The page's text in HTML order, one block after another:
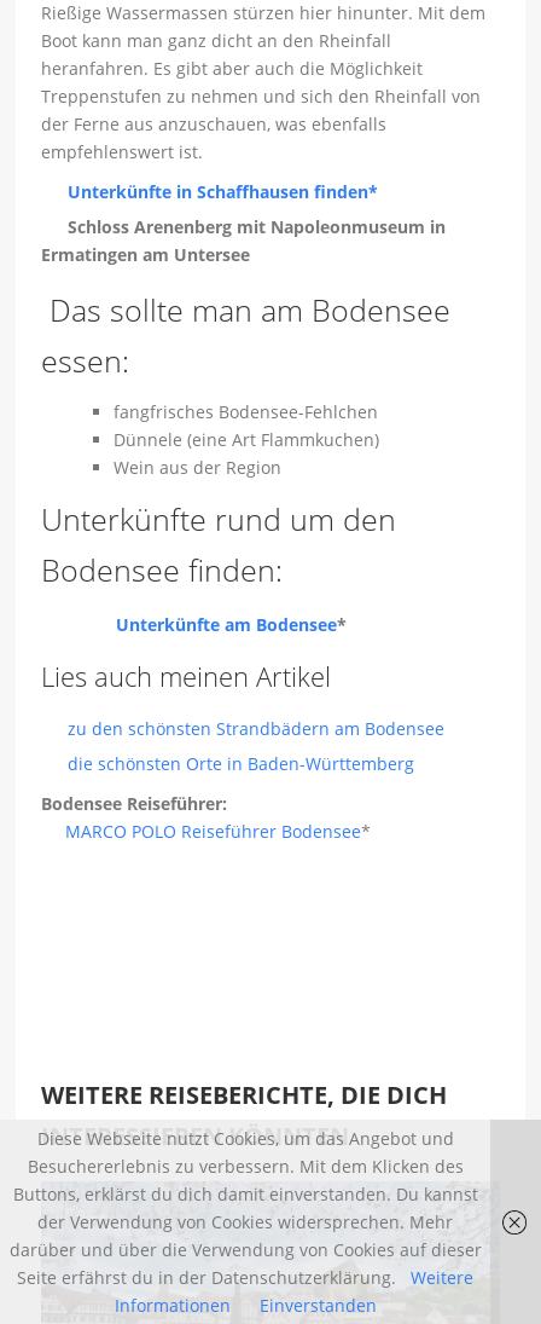
Rießige Wassermassen stürzen hier hinunter. Mit dem
Boot kann man ganz dicht an den Rheinfall
heranfahren. Es gibt aber auch die Möglichkeit
Treppenstufen zu nehmen und sich den Rheinfall von
der Ferne aus anzuschauen, was ebenfalls
empfehlenswert ist.
Unterkünfte in Schaffhausen finden*
Schloss Arenenberg mit Napoleonmuseum in
Ermatingen am Untersee
Das sollte man am Bodensee
essen:
fangfrisches Bodensee-Fehlchen
Dünnele (eine Art Flammkuchen)
Wein aus der Region
Unterkünfte rund um den
Bodensee finden:
Unterkünfte am Bodensee*
Lies auch meinen Artikel
zu den schönsten Strandbädern am Bodensee
die schönsten Orte in Baden-Württemberg
Bodensee Reiseführer:
MARCO POLO Reiseführer Bodensee*
WEITERE REISEBERICHTE, DIE DICH
INTERESSIEREN KÖNNTEN
Diese Webseite nutzt Cookies, um das Angebot und
Besuchererlebnis zu verbessern. Mit dem Klicken des
Buttons, erklärst du dich damit einverstanden. Du kannst
der Verwendung von Cookies widersprechen. Mehr
darüber und über die Verwendung von Cookies auf dieser
Seite erfährst du in der Datenschutzerklärung.
Weitere
Informationen
Einverstanden